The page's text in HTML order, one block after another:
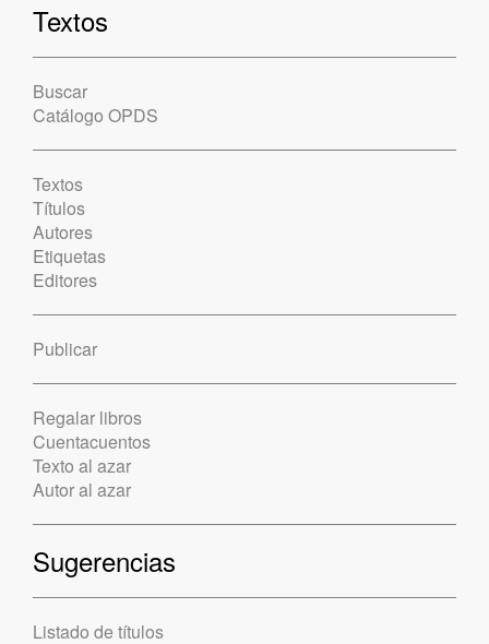
Textos
Buscar
Catálogo OPDS
Textos
Títulos
Autores
Etiquetas
Editores
Publicar
Regalar libros
Cuentacuentos
Texto al azar
Autor al azar
Sugerencias
Listado de títulos